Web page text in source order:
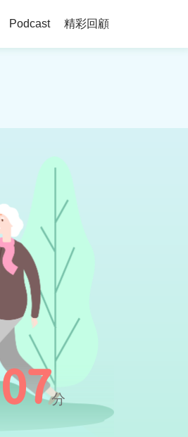
Podcast 精彩回顧
07分